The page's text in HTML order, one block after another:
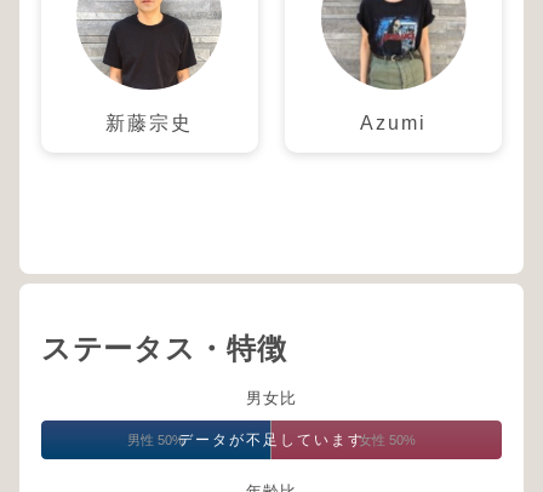
新藤宗史 Azumi
ステータス・特徴
男女比
データが不足しています
男性 50% 女性 50%